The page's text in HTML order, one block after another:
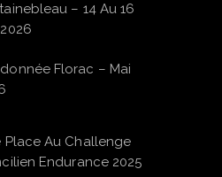
– 14 Au 16
Florac – Mai
Place Au Challenge
Endurance 2025